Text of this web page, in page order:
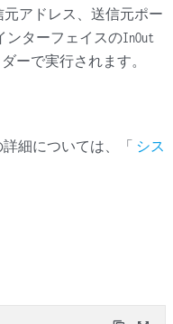
アドレス、送信元ポー
ンターフェイスのInOut
ーで実行されます。
細については、「 シス